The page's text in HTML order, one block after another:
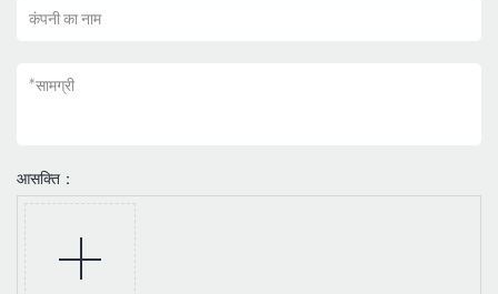
कंपनी का नाम
*सामग्री
आसक्ति：